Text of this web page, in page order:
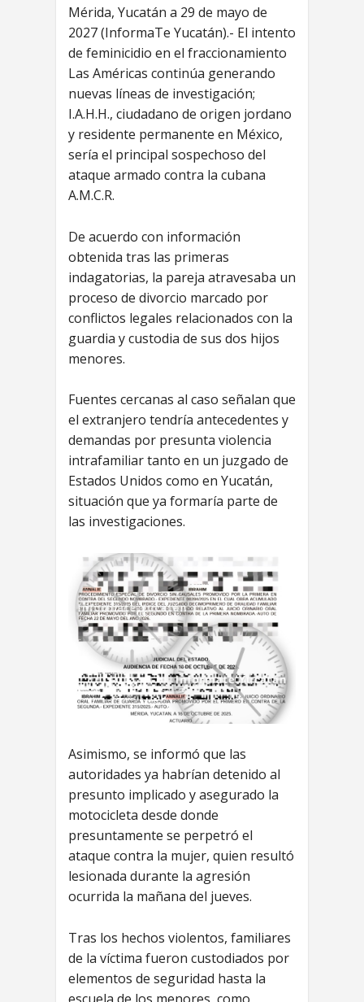
Mérida, Yucatán a 29 de mayo de
2027 (InformaTe Yucatán).- El intento
de feminicidio en el fraccionamiento
Las Américas continúa generando
nuevas líneas de investigación;
I.A.H.H., ciudadano de origen jordano
y residente permanente en México,
sería el principal sospechoso del
ataque armado contra la cubana
A.M.C.R.
De acuerdo con información
obtenida tras las primeras
indagatorias, la pareja atravesaba un
proceso de divorcio marcado por
conflictos legales relacionados con la
guardia y custodia de sus dos hijos
menores.
Fuentes cercanas al caso señalan que
el extranjero tendría antecedentes y
demandas por presunta violencia
intrafamiliar tanto en un juzgado de
Estados Unidos como en Yucatán,
situación que ya formaría parte de
las investigaciones.
Asimismo, se informó que las
autoridades ya habrían detenido al
presunto implicado y asegurado la
motocicleta desde donde
presuntamente se perpetró el
ataque contra la mujer, quien resultó
lesionada durante la agresión
ocurrida la mañana del jueves.
Tras los hechos violentos, familiares
de la víctima fueron custodiados por
elementos de seguridad hasta la